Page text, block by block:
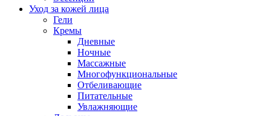
Уход за кожей лица
Гели
Кремы
Дневные
Ночные
Массажные
Многофункциональные
Отбеливающие
Питательные
Увлажняющие